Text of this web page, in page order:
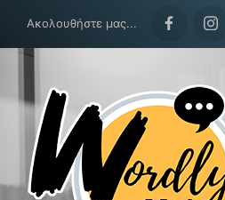
Ακολουθήστε μας...
Facebook